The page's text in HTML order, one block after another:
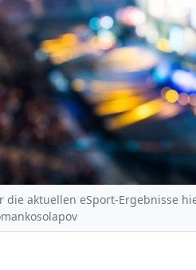
die aktuellen eSport-Ergebnisse